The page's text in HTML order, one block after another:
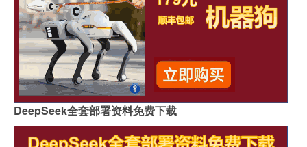
DeepSeek全套部署资料免费下载